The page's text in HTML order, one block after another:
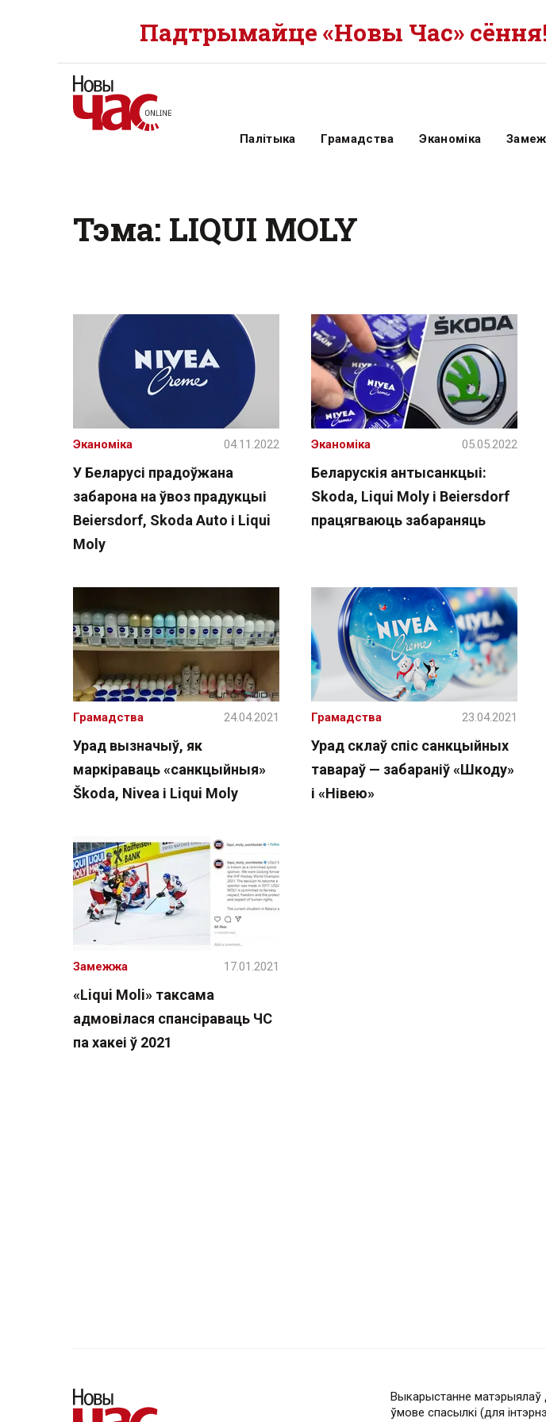
Падтрымайце «Новы Час»
Палітыка Грамадства Эканоміка
Тэма: LIQUI MOLY
У Беларусі прадоўжана
забарона на ўвоз прадукцыі
Beiersdorf, Skoda Auto і Liqui
Moly
Эканоміка 04.11.2022
Беларускія антысанкцыі:
Skoda, Liqui Moly і Beiersdorf
працягваюць забараняць
Эканоміка 05.05.2022
Урад вызначыў, як
маркіраваць «санкцыйныя»
Škoda, Nivea і Liqui Moly
Грамадства 24.04.2021
Урад склаў спіс санкцыйных
тавараў — забараніў «Шкоду»
і «Нівею»
Грамадства 23.04.2021
«Liqui Moli» таксама
адмовілася спансіраваць ЧС
па хакеі ў 2021
Замежжа 17.01.2021
Выкарыстанне матэрыялаў
ўмове спасылкі (для